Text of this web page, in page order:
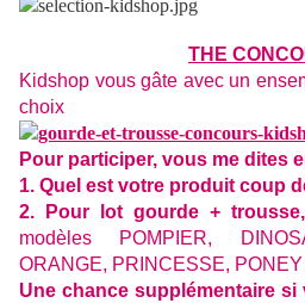
THE
Kidshop vous gâte avec un
choix
Pour participer, vous me dites
1. Quel est votre produit coup
2. Pour lot gourde +
modèles POMPIER,
ORANGE, PRINCESSE,
Une chance supplémentaire